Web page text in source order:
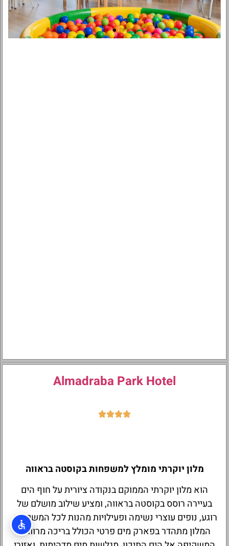
Almadraba Park Hotel
מלון יוקרתי מומלץ למשפחות בקוסטה בראווה
הוא מלון יוקרתי הממוקם בנקודה ציורית על חוף הים
בעיירה רוסס בקוסטה בראווה, ומציע שילוב מושלם של
רוגע, נופים עוצרי נשימה ופעילויות מהנות לכל המשפחה.
המלון מתהדר בפארק מים פרטי הכולל בריכה מרווחת